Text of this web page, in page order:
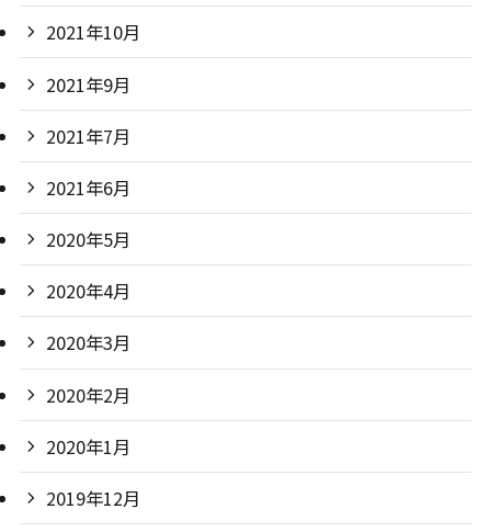
2021年10月
2021年9月
2021年7月
2021年6月
2020年5月
2020年4月
2020年3月
2020年2月
2020年1月
2019年12月